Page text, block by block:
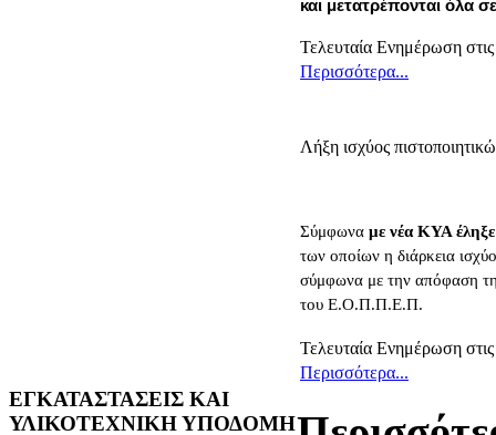
ΕΓΚΑΤΑΣΤΑΣΕΙΣ ΚΑΙ
ΥΛΙΚΟΤΕΧΝΙΚΗ ΥΠΟΔΟΜΗ
και μετατρέπονται όλα
Τελευταία Ενημέρωση
Περισσότερα...
Λήξη ισχύος
Σύμφωνα με νέα ΚΥΑ
των οποίων η διάρκεια
σύμφωνα με την απόφαση
του Ε.Ο.Π.Π.Ε.Π.
Τελευταία Ενημέρωση
Περισσότερα...